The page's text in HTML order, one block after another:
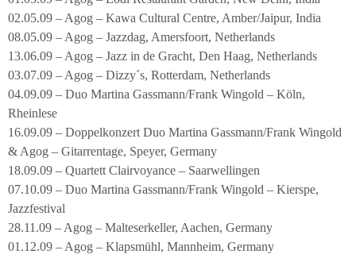
02.05.09 – Agog – Kawa Cultural Centre, Amber/Jaipur, India
08.05.09 – Agog – Jazzdag, Amersfoort, Netherlands
13.06.09 – Agog – Jazz in de Gracht, Den Haag, Netherlands
03.07.09 – Agog – Dizzy´s, Rotterdam, Netherlands
04.09.09 – Duo Martina Gassmann/Frank Wingold – Köln,
Rheinlese
16.09.09 – Doppelkonzert Duo Martina Gassmann/Frank Wingold
& Agog – Gitarrentage, Speyer, Germany
18.09.09 – Quartett Clairvoyance – Saarwellingen
07.10.09 – Duo Martina Gassmann/Frank Wingold – Kierspe,
Jazzfestival
28.11.09 – Agog – Malteserkeller, Aachen, Germany
01.12.09 – Agog – Klapsmühl, Mannheim, Germany